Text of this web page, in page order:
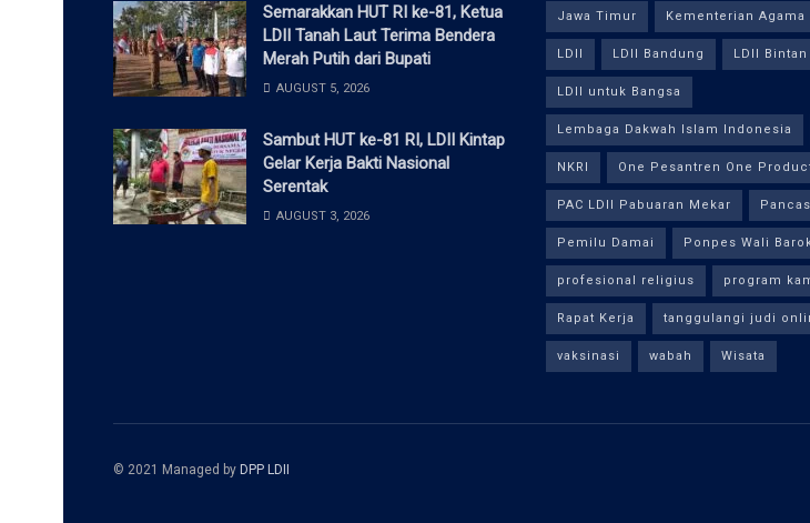
Semarakkan HUT RI ke-81, Ketua
LDII Tanah Laut Terima Bendera
Merah Putih dari Bupati
AUGUST 5, 2026
Sambut HUT ke-81 RI, LDII Kintap
Gelar Kerja Bakti Nasional
Serentak
AUGUST 3, 2026
Jawa Timur Kementerian Agama
LDII LDII Bandung LDII Bintan
LDII untuk Bangsa
Lembaga Dakwah Islam Indonesia
NKRI One Pesantren One
PAC LDII Pabuaran Mekar
Pemilu Damai Ponpes Wali
profesional religius program
Rapat Kerja tanggulangi judi
vaksinasi wabah Wisata
© 2021 Managed by DPP LDII